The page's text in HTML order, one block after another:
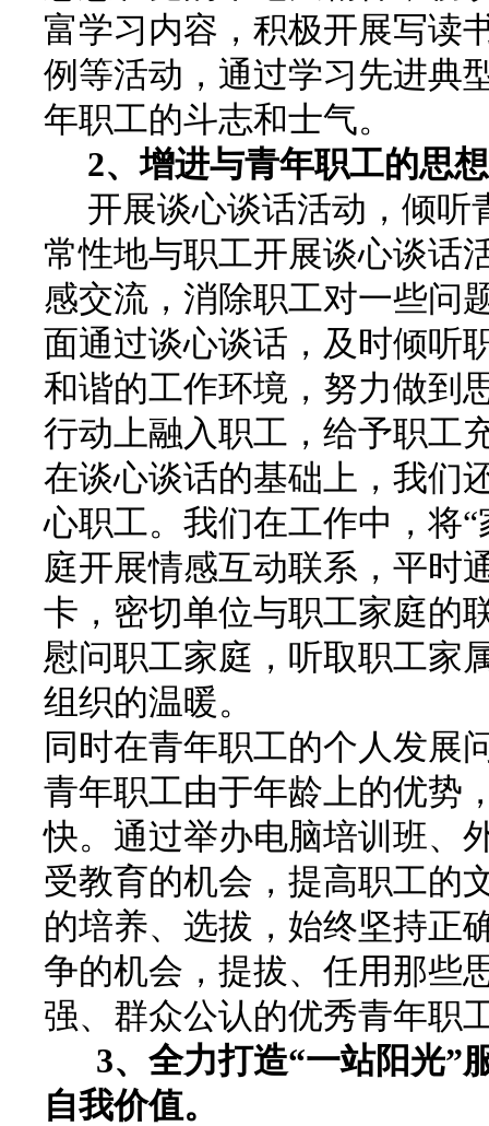
富学习内容，积极开展写读
例等活动，通过学习先进典
年职工的斗志和士气。
2、增进与青年职工的思
开展谈心谈话活动，倾听
常性地与职工开展谈心谈话
感交流，消除职工对一些问
面通过谈心谈话，及时倾听
和谐的工作环境，努力做到
行动上融入职工，给予职工
在谈心谈话的基础上，我们
心职工。我们在工作中，将
庭开展情感互动联系，平时
卡，密切单位与职工家庭的
慰问职工家庭，听取职工家
组织的温暖。
同时在青年职工的个人发展
青年职工由于年龄上的优势
快。通过举办电脑培训班、
受教育的机会，提高职工的
的培养、选拔，始终坚持正
争的机会，提拔、任用那些
强、群众公认的优秀青年职
3、全力打造“一站阳光”
自我价值。